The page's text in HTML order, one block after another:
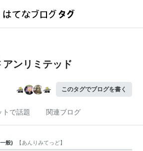
アンリミテッド
このタグでブログを書く
トで話題 関連ブログ
一般) 【あんりみてっど】